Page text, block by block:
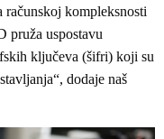
kompleksnosti
pruža uspostavu
ključeva (šifri) koji su
dodaje naš